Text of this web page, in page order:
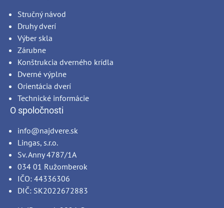
Stručný návod
Druhy dverí
Výber skla
Zárubne
Konštrukcia dverného krídla
Dverné výplne
Orientácia dverí
Technické informácie
O spoločnosti
info@najdvere.sk
Lingas, s.r.o.
Sv. Anny 4787/1A
034 01 Ružomberok
IČO: 44336306
DIČ: SK2022672883